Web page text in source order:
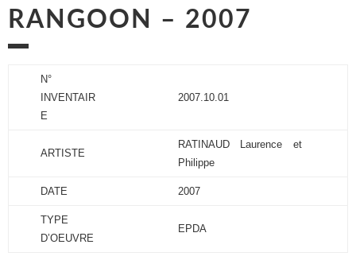
RANGOON – 2007
N°
INVENTAIR
E
2007.10.01
ARTISTE
RATINAUD Laurence et
Philippe
DATE 2007
TYPE
D’OEUVRE
EPDA